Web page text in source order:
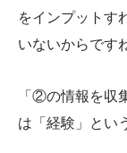
をインプットす
いないからです
「②の情報を収
は「経験」とい